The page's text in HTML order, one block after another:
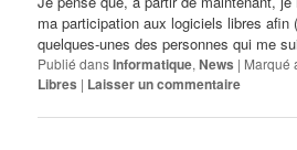
ma participation aux logiciels libres afin
quelques-unes des personnes qui me
Publié dansInformatique,News | Marqué
Libres | Laisser un commentaire